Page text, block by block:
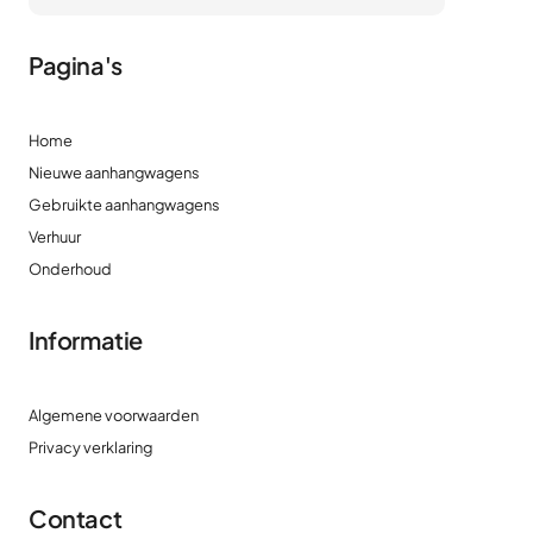
Pagina's
Home
Nieuwe aanhangwagens
Gebruikte aanhangwagens
Verhuur
Onderhoud
Informatie
Algemene voorwaarden
Privacy verklaring
Contact